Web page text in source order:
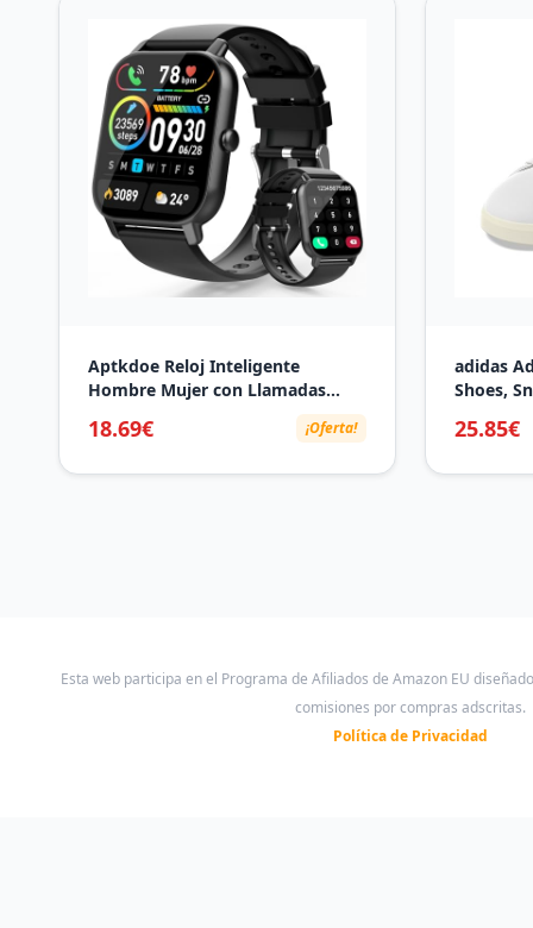
Aptkdoe Reloj Inteligente
Hombre Mujer con Llamadas
Bluetooth, 1.85" HD Smart
Watch, 112 Modos Deportivos
18.69€ ¡Oferta!
adidas
Shoes,
38 EU
25.85€
Esta web participa en el Programa de Afiliados de Amazon EU
comisiones por compras adscritas.
Política de Privacidad